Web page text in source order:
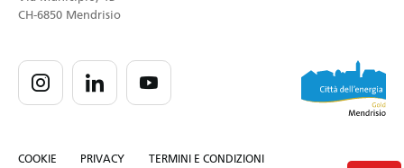
CH-6850 Mendrisio
COOKIE PRIVACY TERMINI E CONDIZIONI